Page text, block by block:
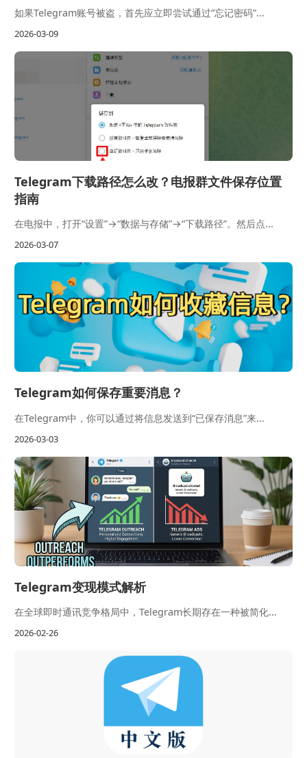
如果Telegram账号被盗，首先应立即尝试通过“忘记密码”...
2026-03-09
Telegram下载路径怎么改？电报群文件保存位置
指南
在电报中，打开“设置”→“数据与存储”→“下载路径”。然后点...
2026-03-07
Telegram如何保存重要消息？
在Telegram中，你可以通过将信息发送到“已保存消息”来...
2026-03-03
Telegram变现模式解析
在全球即时通讯竞争格局中，Telegram长期存在一种被简化...
2026-02-26